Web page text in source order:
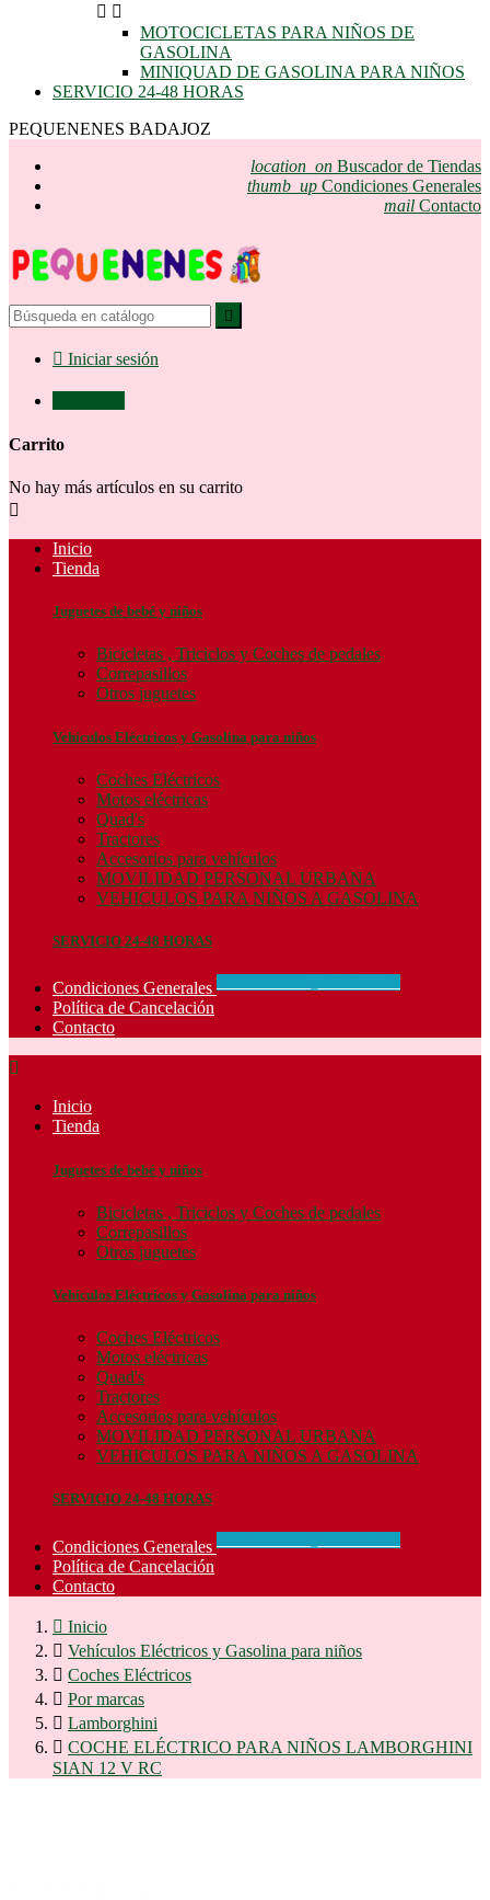
 
MOTOCICLETAS PARA NIÑOS DE
GASOLINA
MINIQUAD DE GASOLINA PARA NIÑOS
SERVICIO 24-48 HORAS
PEQUENENES BADAJOZ
location_on Buscador de Tiendas
thumb_up Condiciones Generales
mail Contacto

 Iniciar sesión
Carrito
No hay más artículos en su carrito

Inicio
Tienda
Juguetes de bebé y niños
Bicicletas , Triciclos y Coches de pedales
Correpasillos
Otros juguetes
Vehículos Eléctricos y Gasolina para niños
Coches Eléctricos
Motos eléctricas
Quad's
Tractores
Accesorios para vehículos
MOVILIDAD PERSONAL URBANA
VEHICULOS PARA NIÑOS A GASOLINA
SERVICIO 24-48 HORAS
Condiciones Generales
Política de Cancelación
Contacto

Inicio
Tienda
Juguetes de bebé y niños
Bicicletas , Triciclos y Coches de pedales
Correpasillos
Otros juguetes
Vehículos Eléctricos y Gasolina para niños
Coches Eléctricos
Motos eléctricas
Quad's
Tractores
Accesorios para vehículos
MOVILIDAD PERSONAL URBANA
VEHICULOS PARA NIÑOS A GASOLINA
SERVICIO 24-48 HORAS
Condiciones Generales
Política de Cancelación
Contacto
 Inicio
 Vehículos Eléctricos y Gasolina para niños
 Coches Eléctricos
 Por marcas
 Lamborghini
 COCHE ELÉCTRICO PARA NIÑOS LAMBORGHINI
SIAN 12 V RC